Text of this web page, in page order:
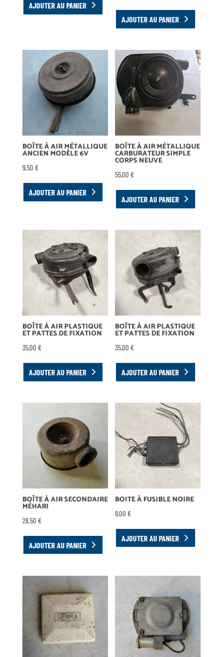
AJOUTER AU PANIER
AJOUTER AU PANIER
BOÎTE À AIR MÉTALLIQUE
ANCIEN MODÈLE 6V
9,50 €
AJOUTER AU PANIER
BOÎTE À AIR MÉTALLIQUE
CARBURATEUR SIMPLE
CORPS NEUVE
55,00€
AJOUTER AU PANIER
BOÎTE À AIR PLASTIQUE
ET PATTES DE FIXATION
35,00 €
AJOUTER AU PANIER
BOÎTE À AIR PLASTIQUE
ET PATTES DE FIXATION
35,00€
AJOUTER AU PANIER
BOÎTE À AIR SECONDAIRE
MÉHARI
28,50 €
AJOUTER AU PANIER
BOITE À FUSIBLE NOIRE
8,00€
AJOUTER AU PANIER